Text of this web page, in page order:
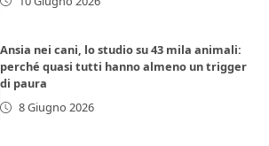
Ansia nei cani, lo studio su 43 mila animali:
perché quasi tutti hanno almeno un trigger
di paura
8 Giugno 2026